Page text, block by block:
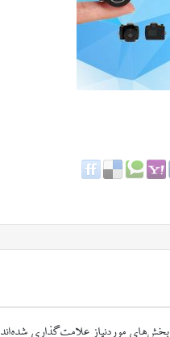
بخش‌های موردنیاز علامت‌گذاری شده‌اند